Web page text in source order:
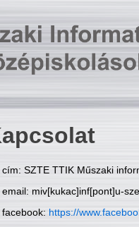
cím: SZTE TTIK Műszaki
email: miv[kukac]inf[pont]u-
facebook: https://